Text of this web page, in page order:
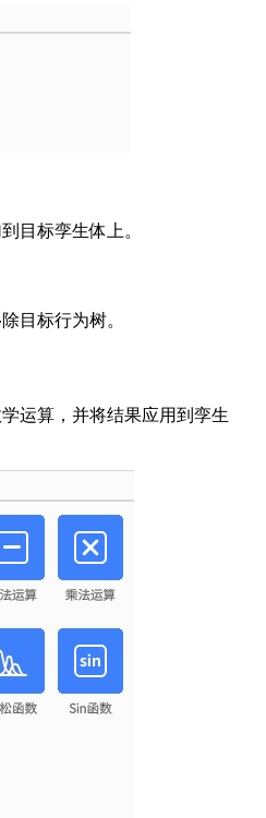
目标孪生体上。
目标行为树。
运算，并将结果应用到孪生